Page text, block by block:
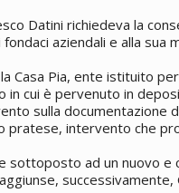
Datini richiedeva la
aziendali e alla sua
Casa Pia, ente istituito
in cui è pervenuto in
sulla documentazione
pratese, intervento che
sottoposto ad un nuovo